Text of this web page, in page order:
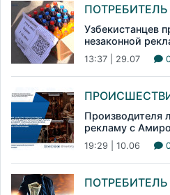
ПОТРЕБИТЕЛЬ
Узбекистанцев
незаконной
13:37 | 29.07
Производителя
рекламу с
19:29 | 10.06
ПОТРЕБИТЕЛЬ